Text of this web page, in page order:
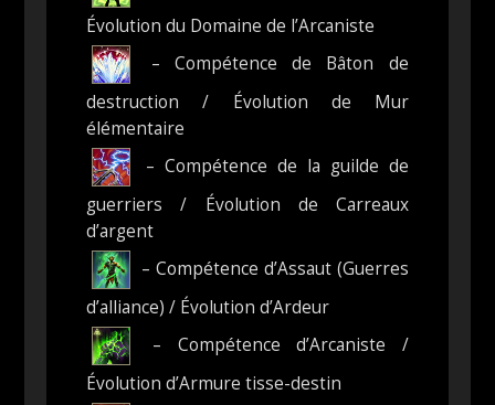
Évolution du Domaine de l’Arcaniste
– Compétence de Bâton de
destruction / Évolution de Mur
élémentaire
– Compétence de la guilde de
guerriers / Évolution de Carreaux
d’argent
– Compétence d’Assaut (Guerres
d’alliance) / Évolution d’Ardeur
– Compétence d’Arcaniste /
Évolution d’Armure tisse-destin